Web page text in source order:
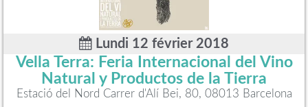
Lundi 12 février 2018
Vella Terra: Feria Internacional del Vino
Natural y Productos de la Tierra
Estació del Nord Carrer d'Alí Bei, 80, 08013 Barcelona